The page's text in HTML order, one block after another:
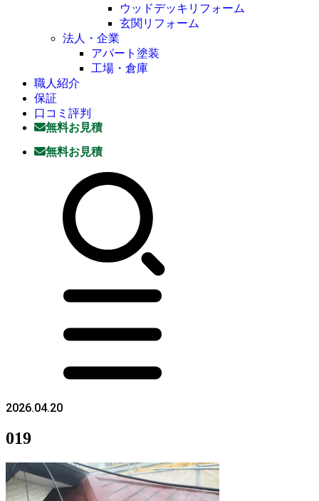
ウッドデッキリフォーム
玄関リフォーム
法人・企業
アパート塗装
工場・倉庫
職人紹介
保証
口コミ評判
無料お見積
無料お見積
2026.04.20
019